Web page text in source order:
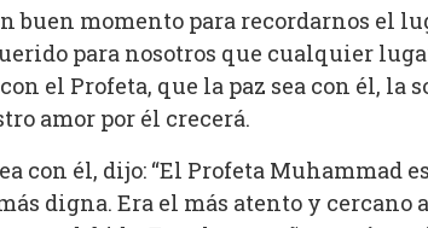
buen momento para recordarnos el
para nosotros que cualquier
el Profeta, que la paz sea con él, la
amor por él crecerá.
con él, dijo: “El Profeta Muhammad
digna. Era el más atento y